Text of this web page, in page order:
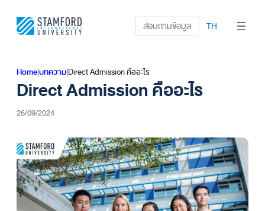
สอบถามข้อมูล TH
Home|บทความ|Direct Admission คืออะไร
Direct Admission คืออะไร
26/09/2024